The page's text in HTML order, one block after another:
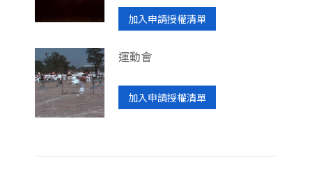
加入申請授權清單
運動會
加入申請授權清單